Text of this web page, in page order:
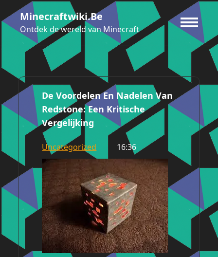
naar
de
inhoud
Minecraftwiki.be
Ontdek de wereld van Minecraft
De Voordelen En Nadelen Van
Redstone: Een Kritische
Vergelijking
Uncategorized 16:36